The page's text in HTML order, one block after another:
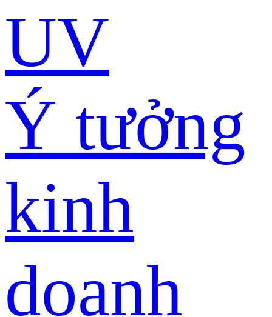
UV
Ý tưởng
kinh
doanh